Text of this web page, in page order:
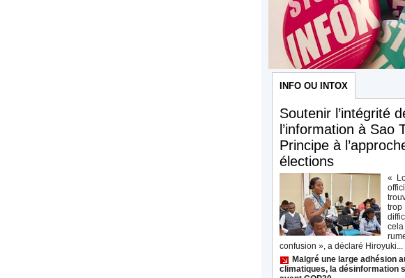
INFO OU INTOX
Soutenir l’intégrité
l’information à Sao
Principe à
élections
«
trop
confusion », a déclaré Hiroyuki...
Malgré une large adhésion
climatiques, la désinformation